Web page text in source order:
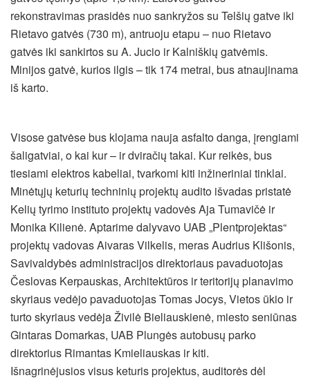
rekonstravimas prasidės nuo sankryžos su Telšių gatve iki
Rietavo gatvės (730 m), antruoju etapu – nuo Rietavo
gatvės iki sankirtos su A. Jucio ir Kalniškių gatvėmis.
Minijos gatvė, kurios ilgis – tik 174 metrai, bus atnaujinama
iš karto.
Visose gatvėse bus klojama nauja asfalto danga, įrengiami
šaligatviai, o kai kur – ir dviračių takai. Kur reikės, bus
tiesiami elektros kabeliai, tvarkomi kiti inžineriniai tinklai.
Minėtųjų keturių techninių projektų audito išvadas pristatė
Kelių tyrimo instituto projektų vadovės Aja Tumavičė ir
Monika Kilienė. Aptarime dalyvavo UAB „Plentprojektas“
projektų vadovas Aivaras Vilkelis, meras Audrius Klišonis,
Savivaldybės administracijos direktoriaus pavaduotojas
Česlovas Kerpauskas, Architektūros ir teritorijų planavimo
skyriaus vedėjo pavaduotojas Tomas Jocys, Vietos ūkio ir
turto skyriaus vedėja Živilė Bieliauskienė, miesto seniūnas
Gintaras Domarkas, UAB Plungės autobusų parko
direktorius Rimantas Kmieliauskas ir kiti.
Išnagrinėjusios visus keturis projektus, auditorės dėl